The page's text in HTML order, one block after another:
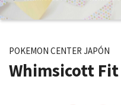
POKEMON CENTER JAPÓN
Whimsicott